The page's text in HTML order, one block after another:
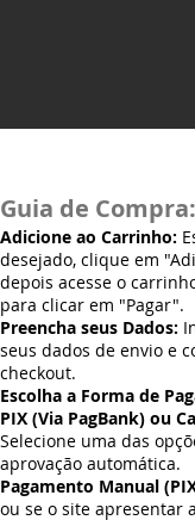
Guia de
Adicione ao Carrinho:
desejado, clique em
depois acesse o
para clicar em "Pagar".
Preencha seus Dados:
seus dados de envio e
checkout.
Escolha a Forma de
PIX (Via PagBank) ou
Selecione uma das
aprovação automática.
Pagamento Manual
ou se o site apresentar